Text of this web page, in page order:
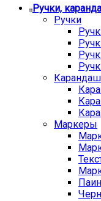
Ручки,
Ручки
Маркеры